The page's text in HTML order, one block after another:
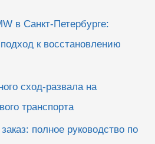
в Санкт-Петербурге:
к восстановлению
сход-развала на
транспорта
полное руководство по